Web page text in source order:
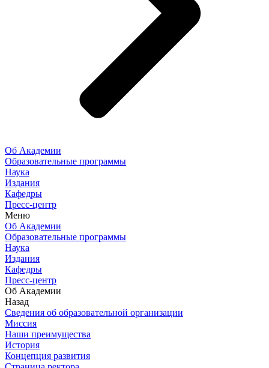
Об Академии
Образовательные программы
Наука
Издания
Кафедры
Пресс-центр
Меню
Об Академии
Образовательные программы
Наука
Издания
Кафедры
Пресс-центр
Об Академии
Назад
Сведения об образовательной организации
Миссия
Наши преимущества
История
Концепция развития